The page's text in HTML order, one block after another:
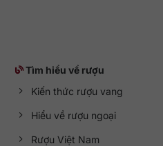
Tìm hiểu về rượu
Kiến thức rượu vang
Hiểu về rượu ngoại
Rượu Việt Nam